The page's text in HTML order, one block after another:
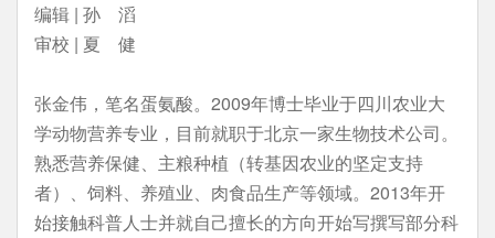
编辑 | 孙 滔
审校 | 夏 健
张金伟，笔名蛋氨酸。2009年博士毕业于四川农业大
学动物营养专业，目前就职于北京一家生物技术公司。
熟悉营养保健、主粮种植（转基因农业的坚定支持
者）、饲料、养殖业、肉食品生产等领域。2013年开
始接触科普人士并就自己擅长的方向开始写撰写部分科